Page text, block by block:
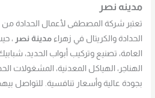
مدينه نصر
تعتبر شركة المصطفى لأعمال الحدادة من
الحدادة والكريتال في زهراءمدينة نصر ،
العامة، تصنيع وتركيب أبواب الحديد،
الهناجر، الهياكل المعدنية، المشغولات
بجودة عالية وأسعار تنافسية. للتواصل